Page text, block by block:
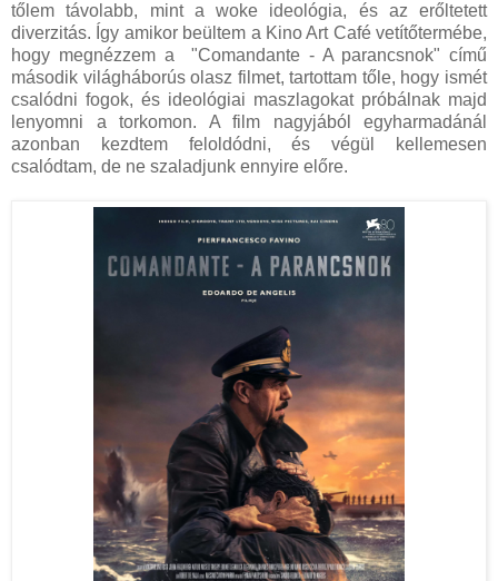
tőlem távolabb, mint a woke ideológia, és az erőltetett
diverzitás. Így amikor beültem a Kino Art Café vetítőtermébe,
hogy megnézzem a "Comandante - A parancsnok" című
második világháborús olasz filmet, tartottam tőle, hogy ismét
csalódni fogok, és ideológiai maszlagokat próbálnak majd
lenyomni a torkomon. A film nagyjából egyharmadánál
azonban kezdtem feloldódni, és végül kellemesen
csalódtam, de ne szaladjunk ennyire előre.